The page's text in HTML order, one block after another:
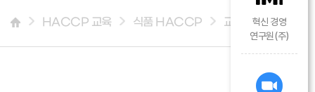
HACCP 교육 식품 HACCP 교육신청혁신 경영
연구원(주)